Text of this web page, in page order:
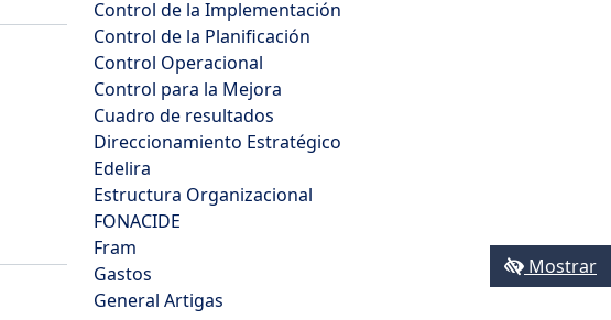
Mostrar
Control de la Implementación
Control de la Planificación
Control Operacional
Control para la Mejora
Cuadro de resultados
Direccionamiento Estratégico
Edelira
Estructura Organizacional
FONACIDE
Fram
Gastos
General Artigas